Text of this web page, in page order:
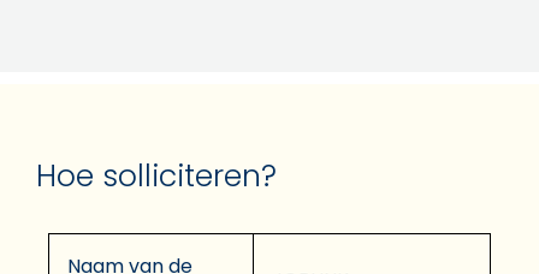
Hoe solliciteren?
Naam van de